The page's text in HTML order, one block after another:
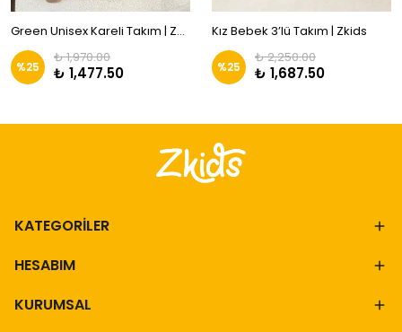
Green Unisex Kareli Takım | ZKids
%25
₺ 1,970.00
₺ 1,477.50
Kız Bebek 3’lü Takım | Zkids
%25
₺ 2,250.00
₺ 1,687.50
KATEGORİLER
HESABIM
KURUMSAL